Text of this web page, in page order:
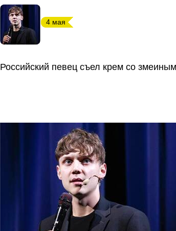
4 мая
Российский певец съел крем со